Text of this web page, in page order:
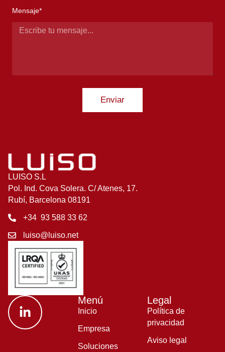
Mensaje*
Enviar
LUISO S.L
Pol. Ind. Cova Solera. C/ Atenes, 17.
Rubí, Barcelona 08191
+34 93 588 33 62
luiso@luiso.net
Menú
Inicio
Empresa
Soluciones
Legal
Política de
privacidad
Aviso legal